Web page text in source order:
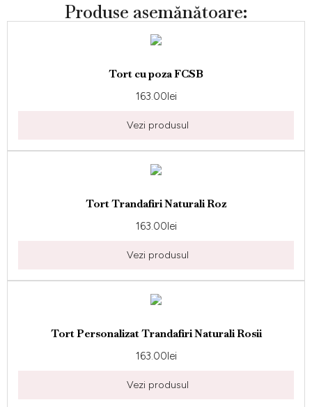
Produse asemănătoare:
Tort cu poza FCSB
163.00lei
Vezi produsul
Tort Trandafiri Naturali Roz
163.00lei
Vezi produsul
Tort Personalizat Trandafiri Naturali Rosii
163.00lei
Vezi produsul